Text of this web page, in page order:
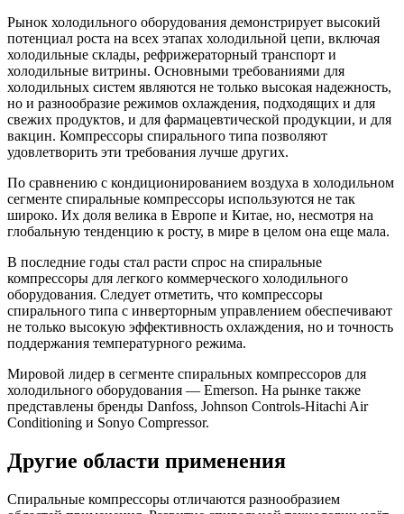
Рынок холодильного оборудования демонстрирует высокий
потенциал роста на всех этапах холодильной цепи, включая
холодильные склады, рефрижераторный транспорт и
холодильные витрины. Основными требованиями для
холодильных систем являются не только высокая надежность,
но и разнообразие режимов охлаждения, подходящих и для
свежих продуктов, и для фармацевтической продукции, и для
вакцин. Компрессоры спирального типа позволяют
удовлетворить эти требования лучше других.
По сравнению с кондиционированием воздуха в холодильном
сегменте спиральные компрессоры используются не так
широко. Их доля велика в Европе и Китае, но, несмотря на
глобальную тенденцию к росту, в мире в целом она еще мала.
В последние годы стал расти спрос на спиральные
компрессоры для легкого коммерческого холодильного
оборудования. Следует отметить, что компрессоры
спирального типа с инверторным управлением обеспечивают
не только высокую эффективность охлаждения, но и точность
поддержания температурного режима.
Мировой лидер в сегменте спиральных компрессоров для
холодильного оборудования — Emerson. На рынке также
представлены бренды Danfoss, Johnson Controls-Hitachi Air
Conditioning и Sonyo Compressor.
Другие области применения
Спиральные компрессоры отличаются разнообразием